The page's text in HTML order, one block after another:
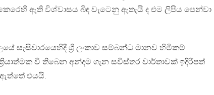
ඇති විශ්වාසය බිඳ වැටෙනු ඇතැයි ද එම ලිපිය පෙන්වා
සැසිවාරයෙහිදී ශ්‍රී ලංකාව සම්බන්ධ මානව හිමිකම්
වි තිබෙන අන්දම ගැන සවිස්තර වාර්තාවක් ඉදිරිපත්
එයයි.